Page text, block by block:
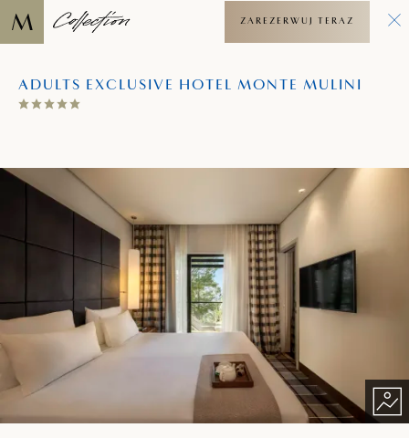
ADULTS EXCLUSIVE HOTEL MONTE MULINI
ZAREZERWUJ TERAZ